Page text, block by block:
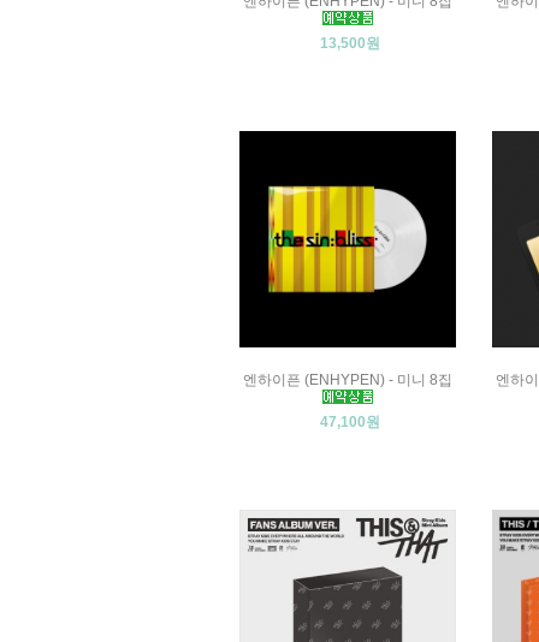
13,500원
엔하이픈 (ENHYPEN) - 미니 8집
47,100원
엔하